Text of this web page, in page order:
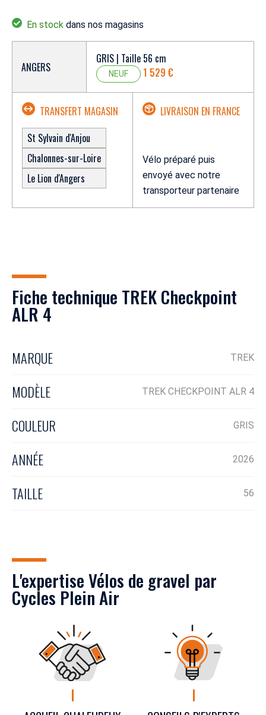
En stock dans nos magasins
ANGERS
GRIS | Taille 56 cm
NEUF 1 529 €
TRANSFERT MAGASIN
St Sylvain d'Anjou
Chalonnes-sur-Loire
Le Lion d'Angers
LIVRAISON EN FRANCE
Vélo préparé puis
envoyé avec notre
transporteur partenaire
L'expertise Vélos de gravel par
Cycles Plein Air
Fiche technique TREK Checkpoint
ALR 4
MARQUE TREK
MODÈLE TREK CHECKPOINT ALR 4
COULEUR GRIS
ANNÉE 2026
TAILLE 56